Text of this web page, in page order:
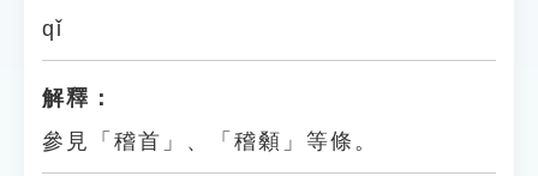
qǐ
解釋：
參見「稽首」、「稽顙」等條。